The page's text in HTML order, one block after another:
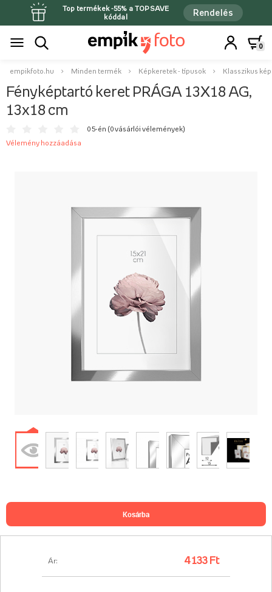
Top termékek -55% a TOPSAVE
kóddal
Rendelés
0
empikfoto.hu Minden termék Képkeretek - típusok Klasszikus
Fényképtartó keret PRÁGA 13X18 AG,
13x18 cm
0 5-én (0 vásárlói vélemények)
Vélemény hozzáadása
Ár: 4 133 Ft
kosárba